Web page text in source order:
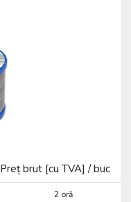
Preț brut [cu TVA] / buc
2 oră